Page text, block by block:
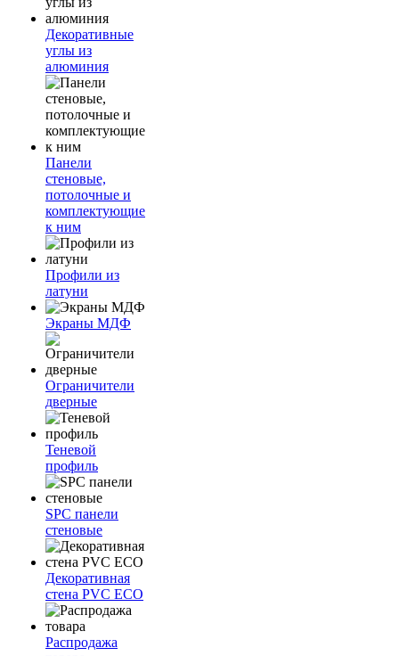
Декоративные
углы из
алюминия
Панели
стеновые,
потолочные и
комплектующие
к ним
Профили из
латуни
Экраны МДФ
Ограничители
дверные
Теневой
профиль
SPC панели
стеновые
Декоративная
стена PVC ECO
Распродажа